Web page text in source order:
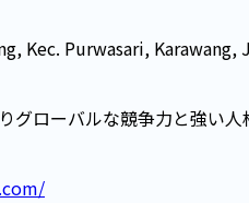
Kec. Purwasari, Karawang,
グローバルな競争力と強い